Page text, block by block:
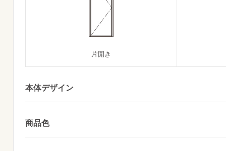
片開き
本体デザイン
商品色